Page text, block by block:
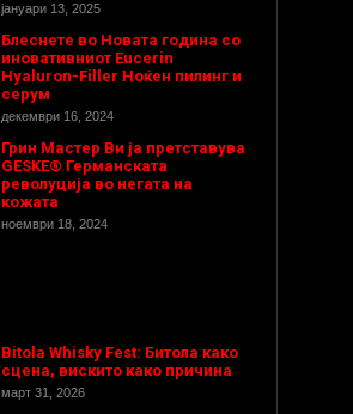
јануари 13, 2025
Блеснете во Новата година со
иновативниот Eucerin
Hyaluron-Filler Ноќен пилинг и
серум
декември 16, 2024
Грин Мастер Ви ја претставува
GESKE® Германската
револуција во негата на
кожата
ноември 18, 2024
Bitola Whisky Fest: Битола како
сцена, вискито како причина
март 31, 2026